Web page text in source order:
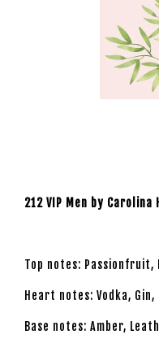
212 VIP Men by Carolina
Top notes: Passionfruit,
Heart notes: Vodka,
Base notes: Amber,